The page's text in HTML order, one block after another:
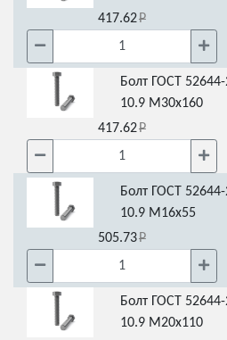
417.62
Болт ГОСТ
10.9 М30х160
417.62
Болт ГОСТ
10.9 М16х55
505.73
Болт ГОСТ
10.9 М20х110